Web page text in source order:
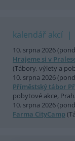
kalendář akcí
10. srpna 2026
Hrajeme si v
(Tábory, výlety a
10. srpna 2026
Příměstský tábor
pobytové akce,
10. srpna 2026
Farma CityCamp